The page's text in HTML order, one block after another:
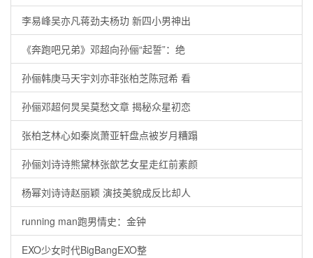
李易峰吴亦凡蒋劲夫杨玏 新四小男神出
《奔跑吧兄弟》邓超向孙俪“起誓”：绝
孙俪韩庚马天宇刘亦菲张柏芝陈冠希 看
孙俪邓超何炅吴莫愁文章 揭秘众星初恋
张柏芝林心如秦岚萧亚轩盘点被岁月糟蹋
孙俪刘诗诗熊黛林张歆艺女星走红前素颜
杨幂刘诗诗赵丽颖 演技美貌成反比却人
running man跑男情史：金钟
EXO少女时代BigBangEXO整